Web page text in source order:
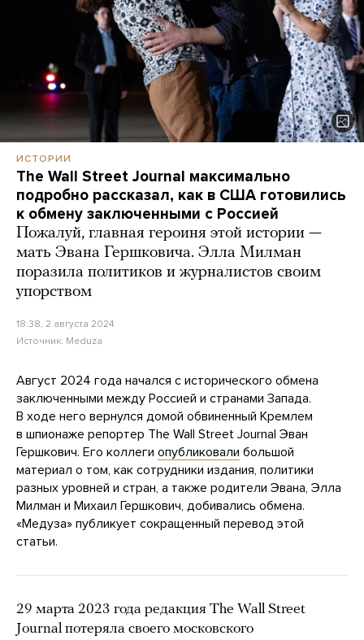
ИСТОРИИ
The Wall Street Journal максимально
подробно рассказал, как в США готовились
к обмену заключенными с Россией
Пожалуй, главная героиня этой истории —
мать Эвана Гершковича. Элла Милман
поразила политиков и журналистов своим
упорством
18:38, 2 августа 2024
Источник: Meduza
Август 2024 года начался с исторического обмена
заключенными между Россией и странами Запада.
В ходе него вернулся домой обвиненный Кремлем
в шпионаже репортер The Wall Street Journal Эван
Гершкович. Его коллеги опубликовали большой
материал о том, как сотрудники издания, политики
разных уровней и стран, а также родители Эвана, Элла
Милман и Михаил Гершкович, добивались обмена.
«Медуза» публикует сокращенный перевод этой
статьи.
29 марта 2023 года редакция The Wall Street
Journal потеряла своего московского